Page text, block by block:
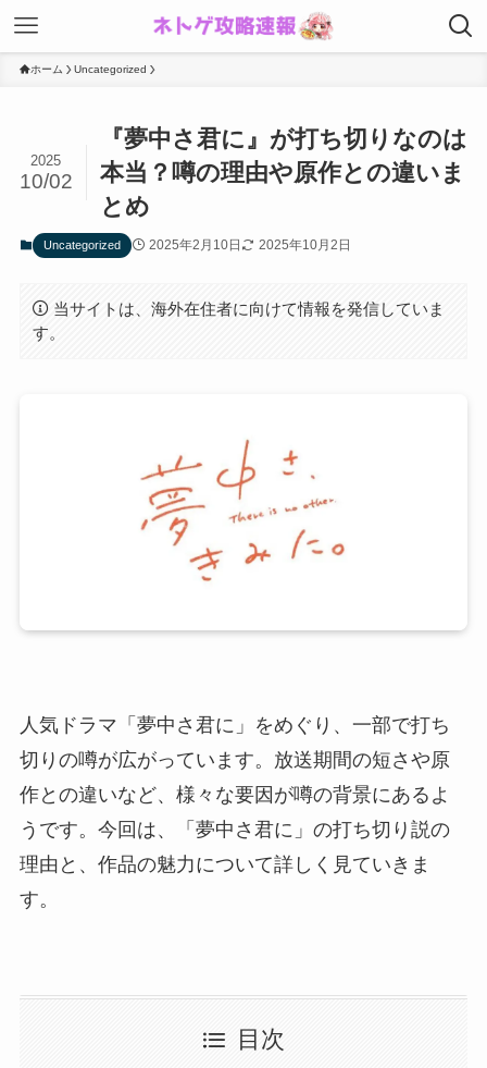
ホーム Uncategorized
『夢中さ君に』が打ち切りなのは
本当？噂の理由や原作との違いま
とめ
2025
10/02
Uncategorized 2025年2月10日 2025年10月2日
当サイトは、海外在住者に向けて情報を発信していま
す。
人気ドラマ「夢中さ君に」をめぐり、一部で打ち
切りの噂が広がっています。放送期間の短さや原
作との違いなど、様々な要因が噂の背景にあるよ
うです。今回は、「夢中さ君に」の打ち切り説の
理由と、作品の魅力について詳しく見ていきま
す。
目次